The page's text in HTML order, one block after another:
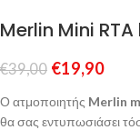
Merlin Mini
€39,00 €19,90
Ο ατμοποιητής Merlin
θα σας εντυπωσιάσει